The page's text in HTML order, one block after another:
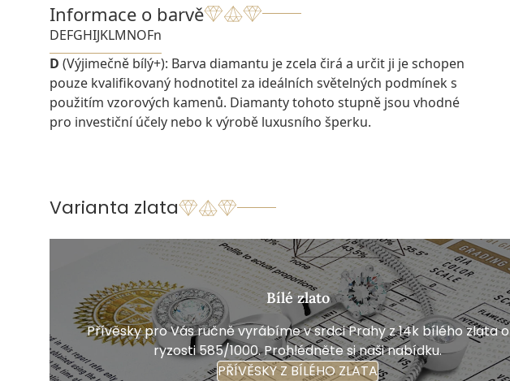
Informace o barvě
DEFGHIJKLMNOFn
D (Výjimečně bílý+): Barva diamantu je zcela čirá a určit ji je schopen
pouze kvalifikovaný hodnotitel za ideálních světelných podmínek s
použitím vzorových kamenů. Diamanty tohoto stupně jsou vhodné
pro investiční účely nebo k výrobě luxusního šperku.
Varianta zlata
Bílé zlato
Přívěsky pro Vás ručně vyrábíme v srdci Prahy z 14k bílého zlata o
ryzosti 585/1000. Prohlédněte si naši nabídku.
PŘÍVĚSKY Z BÍLÉHO ZLATA